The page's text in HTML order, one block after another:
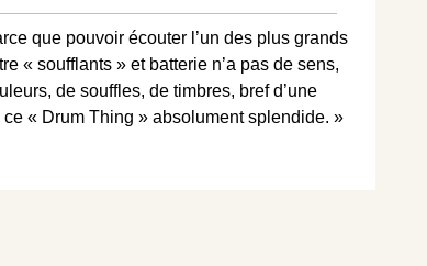
que pouvoir écouter l’un des plus grands
« soufflants » et batterie n’a pas de sens,
de souffles, de timbres, bref d’une
« Drum Thing » absolument splendide. »